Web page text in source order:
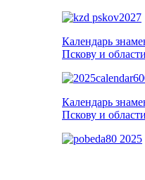
Календарь
Пскову и
Календарь
Пскову и